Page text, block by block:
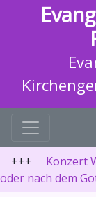
+++
Konzert
oder nach dem